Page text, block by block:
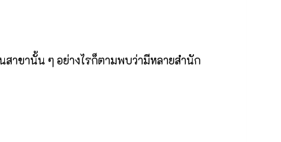
าขานั้น ๆ อย่างไรก็ตามพบว่ามีหลายสำนัก